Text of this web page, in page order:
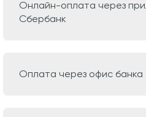
Онлайн-оплата через
Сбербанк
Оплата через офис банка